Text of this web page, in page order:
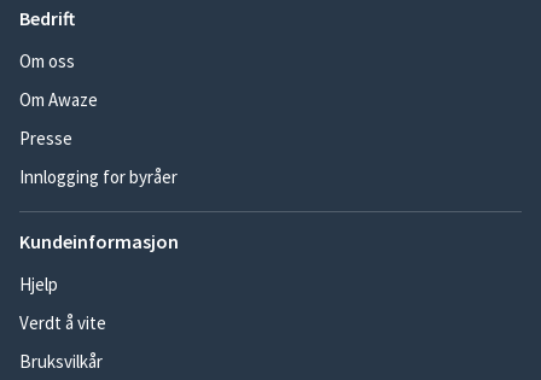
Bedrift
Om oss
Om Awaze
Presse
Innlogging for byråer
Kundeinformasjon
Hjelp
Verdt å vite
Bruksvilkår